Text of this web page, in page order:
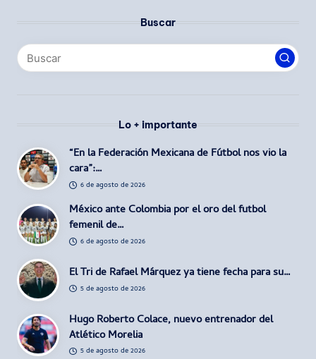
Buscar
Lo + importante
“En la Federación Mexicana de Fútbol nos vio la
cara”:…
6 de agosto de 2026
México ante Colombia por el oro del futbol
femenil de…
6 de agosto de 2026
El Tri de Rafael Márquez ya tiene fecha para su…
5 de agosto de 2026
Hugo Roberto Colace, nuevo entrenador del
Atlético Morelia
5 de agosto de 2026